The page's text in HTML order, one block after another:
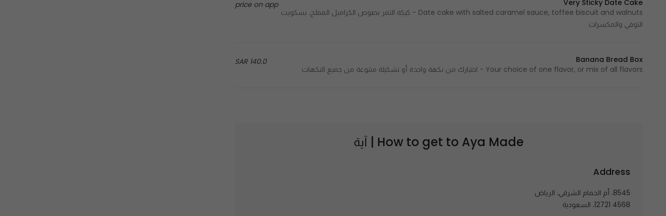
price on app
Very Sticky Date Cake
Date cake with salted caramel sauce, toffee biscuit and walnuts - كيكة التمر بصوص الكراميل المملح، بسكويت
التوفي والمكسرات
140.0 SAR
Banana Bread Box
Your choice of one flavor, or mix of all flavors - اختيارك من نكهة واحدة أو تشكيلة متنوعة من جميع النكهات
How to get to Aya Made | آية
Address
8545، أم الحمام الشرقي، الرياض
12721 4568، السعودية